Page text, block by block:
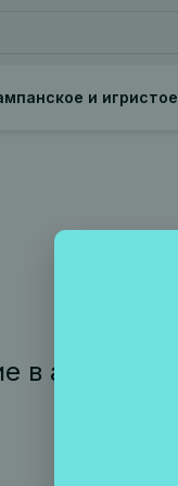
и игристое
в акциях